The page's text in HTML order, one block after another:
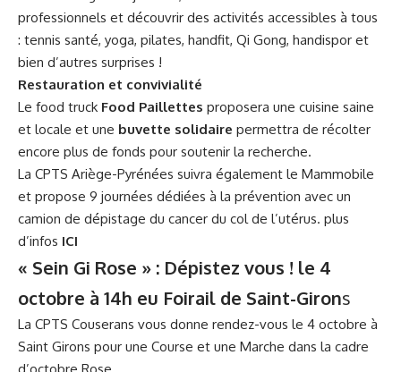
professionnels et découvrir des activités accessibles à tous
: tennis santé, yoga, pilates, handfit, Qi Gong, handispor et
bien d’autres surprises !
Restauration et convivialité
Le food truck Food Paillettes proposera une cuisine saine
et locale et une buvette solidaire permettra de récolter
encore plus de fonds pour soutenir la recherche.
La CPTS Ariège-Pyrénées suivra également le Mammobile
et propose 9 journées dédiées à la prévention avec un
camion de dépistage du cancer du col de l’utérus. plus
d’infos ICI
« Sein Gi Rose » : Dépistez vous ! le 4
octobre à 14h eu Foirail de Saint-Girons
La CPTS Couserans vous donne rendez-vous le 4 octobre à
Saint Girons pour une Course et une Marche dans la cadre